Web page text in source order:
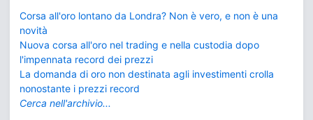
Corsa all'oro lontano da Londra? Non è vero, e non è una
novità
Nuova corsa all'oro nel trading e nella custodia dopo
l'impennata record dei prezzi
La domanda di oro non destinata agli investimenti crolla
nonostante i prezzi record
Cerca nell'archivio...